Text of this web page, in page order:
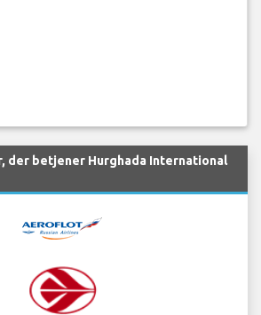
der betjener Hurghada International